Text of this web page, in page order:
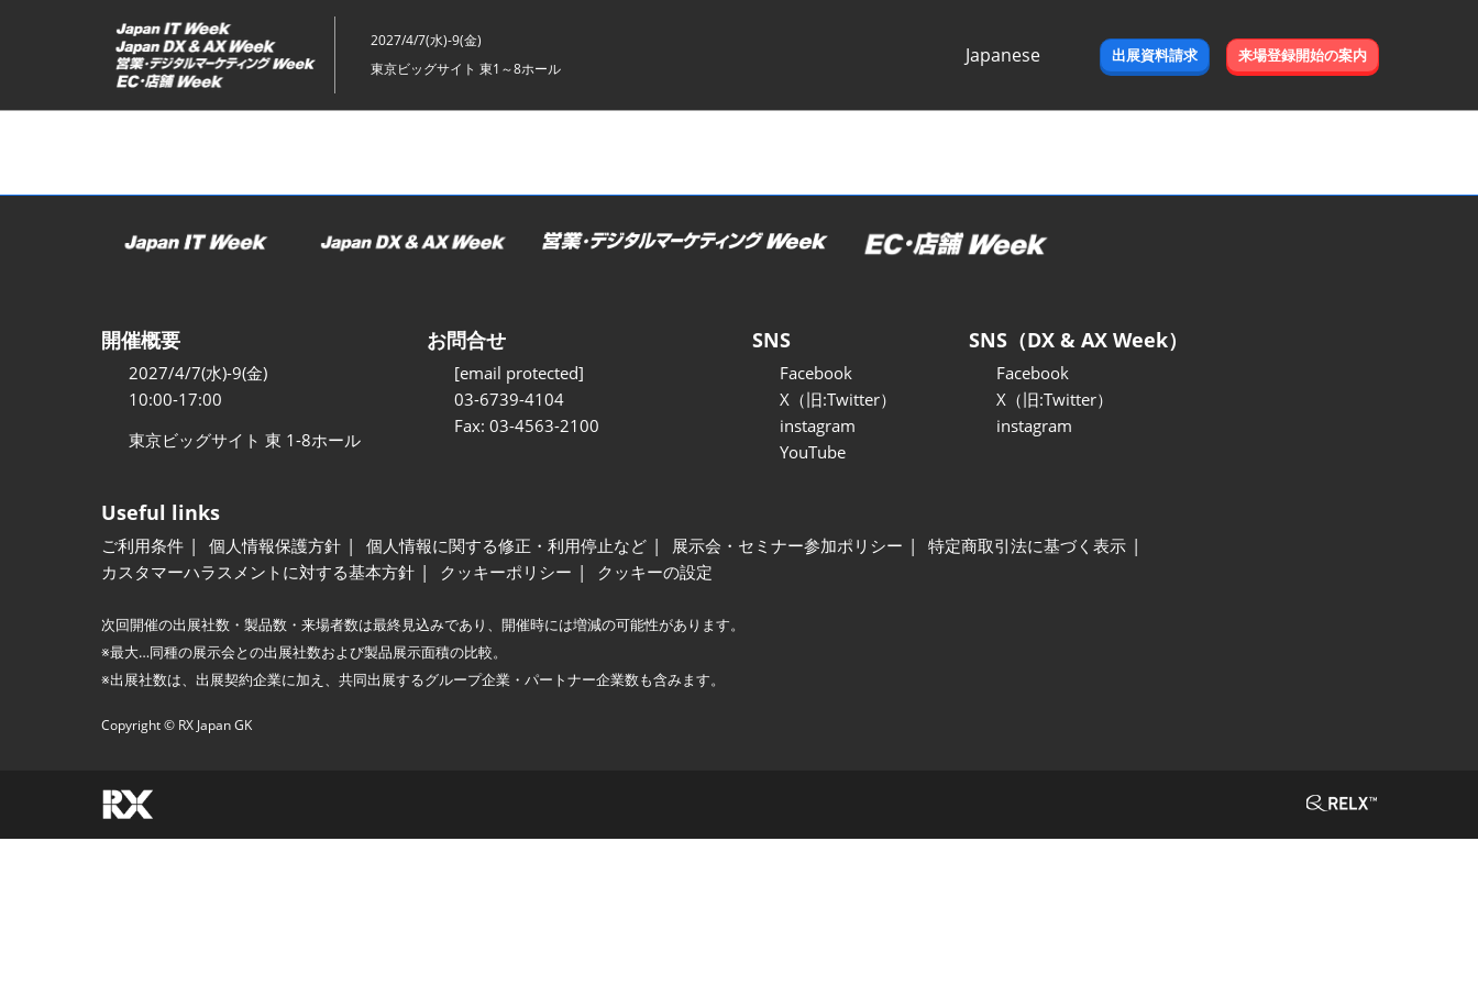
ッ
2027/4/7(水)-9(金)
東京ビッグサイト 東1～8ホール
Japanese
出展資料請求 来場登録開始の案内
開催概要
2027/4/7(水)-9(金)
10:00-17:00
東京ビッグサイト 東 1-8ホール
お問合せ
[email protected]
03-6739-4104
Fax: 03-4563-2100
SNS
Facebook
X（旧:Twitter）
instagram
YouTube
SNS（DX & AX Week）
Facebook
X（旧:Twitter）
instagram
Useful links
ご利用条件 個人情報保護方針 個人情報に関する修正・利用停止など 展示会・セミナー参加ポリシー
特定商取引法に基づく表示
カスタマーハラスメントに対する基本方針
クッキーポリシー クッキーの設定
次回開催の出展社数・製品数・来場者数は最終見込みであり、開催時には増減の可能性があります。
※最大…同種の展示会との出展社数および製品展示面積の比較。
※出展社数は、出展契約企業に加え、共同出展するグループ企業・パートナー企業数も含みます。
Copyright © RX Japan GK